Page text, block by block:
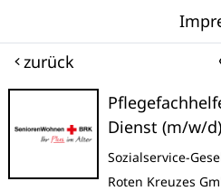
zurück
Dienst (m/w/d)
Sozialservice-
Roten Kreuzes